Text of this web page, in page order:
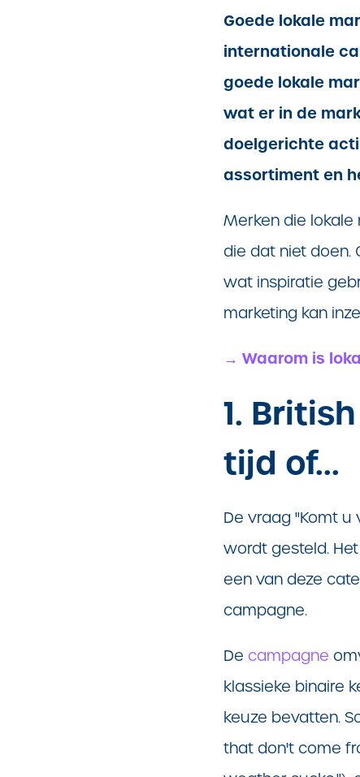
Goede lokale
internationale
goede lokale
wat er in de
doelgerichte
assortiment en
Merken die lokale
die dat niet doen.
wat inspiratie
marketing kan
→ Waarom is
1.
tijd of...
De vraag "Komt
wordt gesteld.
een van deze
campagne.
De campagne
klassieke binaire
keuze bevatten.
that don't come